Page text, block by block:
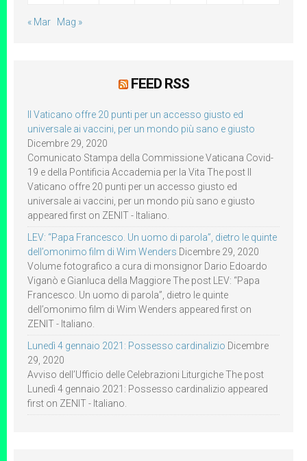
« Mar Mag »
FEED RSS
Il Vaticano offre 20 punti per un accesso giusto ed
universale ai vaccini, per un mondo più sano e giusto
Dicembre 29, 2020
Comunicato Stampa della Commissione Vaticana Covid-
19 e della Pontificia Accademia per la Vita The post Il
Vaticano offre 20 punti per un accesso giusto ed
universale ai vaccini, per un mondo più sano e giusto
appeared first on ZENIT - Italiano.
LEV: “Papa Francesco. Un uomo di parola”, dietro le quinte
dell’omonimo film di Wim Wenders Dicembre 29, 2020
Volume fotografico a cura di monsignor Dario Edoardo
Viganò e Gianluca della Maggiore The post LEV: “Papa
Francesco. Un uomo di parola”, dietro le quinte
dell’omonimo film di Wim Wenders appeared first on
ZENIT - Italiano.
Lunedì 4 gennaio 2021: Possesso cardinalizio Dicembre
29, 2020
Avviso dell’Ufficio delle Celebrazioni Liturgiche The post
Lunedì 4 gennaio 2021: Possesso cardinalizio appeared
first on ZENIT - Italiano.